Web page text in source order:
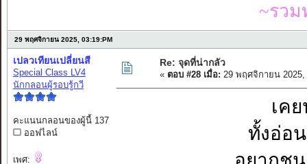
~รวม
29 พฤศจิกายน 2025, 03:19:PM
เปลวเทียนเปลี่ยนสี
Special Class LV4
นักกลอนผู้รอบรู้กวี
คะแนนกลอนของผู้นี้ 137
ออฟไลน์
เพศ:
Re: จุดที่น่ากลัว
« ตอบ #28 เมื่อ: 29 พฤศจิกายน 2025,
เค
ทั้งอ่อ